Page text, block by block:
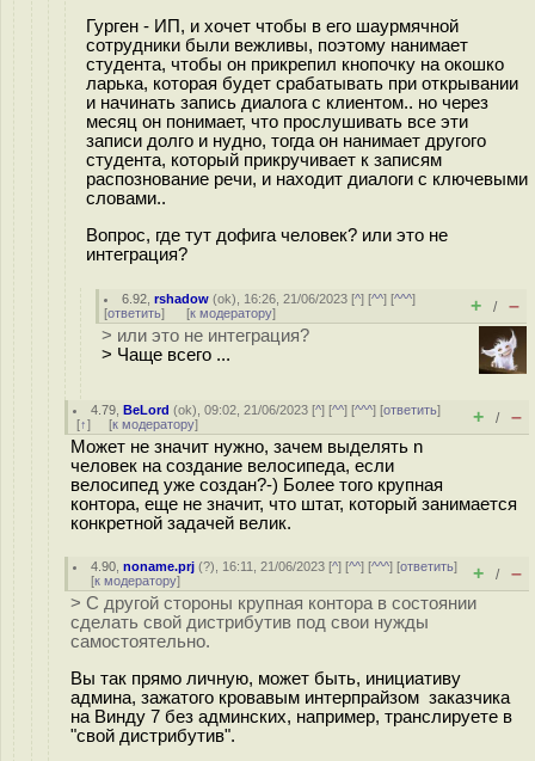
Гурген - ИП, и хочет чтобы в его шаурмячной
сотрудники были вежливы, поэтому нанимает
студента, чтобы он прикрепил кнопочку на окошко
ларька, которая будет срабатывать при открывании
и начинать запись диалога с клиентом.. но через
месяц он понимает, что прослушивать все эти
записи долго и нудно, тогда он нанимает другого
студента, который прикручивает к записям
распознование речи, и находит диалоги с ключевыми
словами..
Вопрос, где тут дофига человек? или это не
интеграция?
6.92 ,rshadow (ok), 16:26, 21/06/2023 [^] [^^] [^^^]
[ответить] [к модератору] + / –
> или это не интеграция?
> Чаще всего ...
4.79 ,BeLord (ok), 09:02, 21/06/2023 [^] [^^] [^^^] [ответить]
[↑] [к модератору] + / –
Может не значит нужно, зачем выделять n
человек на создание велосипеда, если
велосипед уже создан?-) Более того крупная
контора, еще не значит, что штат, который занимается
конкретной задачей велик.
4.90 ,noname.prj (?), 16:11, 21/06/2023 [^] [^^] [^^^] [ответить]
[к модератору] + / –
> С другой стороны крупная контора в состоянии
сделать свой дистрибутив под свои нужды
самостоятельно.
Вы так прямо личную, может быть, инициативу
админа, зажатого кровавым интерпрайзом заказчика
на Винду 7 без админских, например, транслируете в
"свой дистрибутив".